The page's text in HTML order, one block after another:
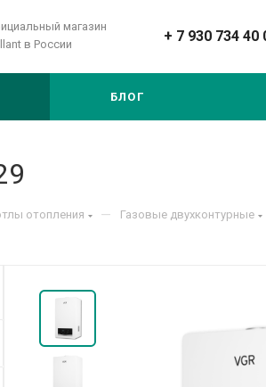
магазин
в России
+ 7 930 734 40
БЛОГ
отопления — Газовые двухконтурные